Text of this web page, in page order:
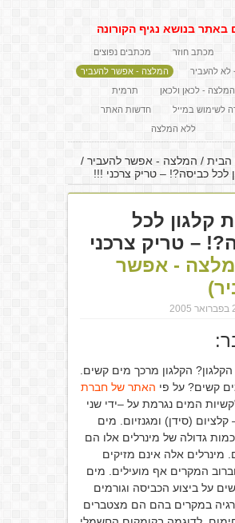
באתר בנושא נגיף הקורונה
מכתב חוזר
מכתבים נפוצים
לא להעביר
המלצה - אפשר להעביר
המלצה - לכאן ולכאן
תרמית
לשימוש במייל
חדשות האתר
ללא המלצה
הבית / המלצה - אפשר להעביר /
לכל כביסה?! – טריק צרכני !!!
קלגון לכל
– טריק צרכני
- אפשר
הקלגון מרכך מים קשים.
קשים? על פי האתר של חברת
"קשיות המים נגרמת על –ידי שני
קלציום (סידן) ומגנזיום. מים
גדולה של מינרלים אלו הם
מינרלים אלה אינם מזיקים
המקרים אף מועילים. מים
על ביצוע הכביסה וגורמים
במקרים בהם הם מצטברים